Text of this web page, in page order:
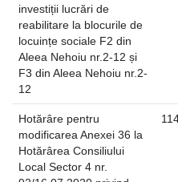
investiții lucrări de
reabilitare la blocurile de
locuințe sociale F2 din
Aleea Nehoiu nr.2-12 și
F3 din Aleea Nehoiu nr.2-
12
Hotărâre pentru
modificarea Anexei 36 la
Hotărârea Consiliului
Local Sector 4 nr.